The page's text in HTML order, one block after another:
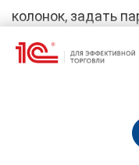
колонок, задать
по строке,
товаров: список,
группы,
и настроить
указать
использование